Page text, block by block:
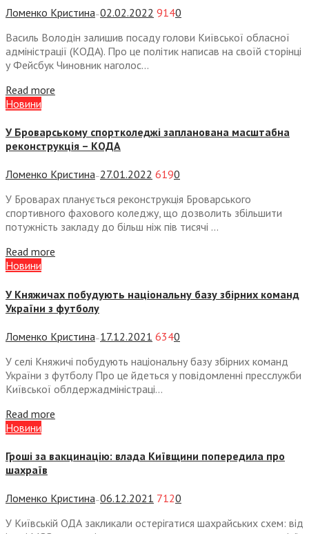
Ломенко Кристина —02.02.2022 9140
Василь Володін залишив посаду голови Київської обласної
адміністрації (КОДА). Про це політик написав на своїй сторінці
у Фейсбук Чиновник наголос...
Read more
Новини
У Броварському спортколеджі запланована масштабна
реконструкція – КОДА
Ломенко Кристина— 27.01.2022 6190
У Броварах планується реконструкція Броварського
спортивного фахового коледжу, що дозволить збільшити
потужність закладу до більш ніж пів тисячі ...
Read more
Новини
У Княжичах побудують національну базу збірних команд
України з футболу
Ломенко Кристина — 17.12.2021 6340
У селі Княжичі побудують національну базу збірних команд
України з футболу Про це йдеться у повідомленні пресслужби
Київської облдержадміністраці...
Read more
Новини
Гроші за вакцинацію: влада Київщини попередила про
шахраїв
Ломенко Кристина—06.12.2021 7120
У Київській ОДА закликали остерігатися шахрайських схем: від